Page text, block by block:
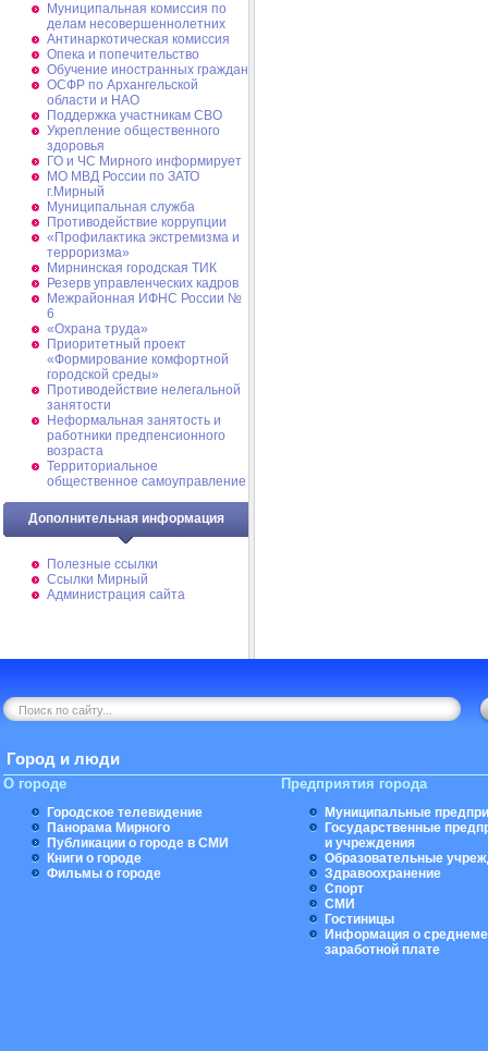
Муниципальная комиссия по
делам несовершеннолетних
Антинаркотическая комиссия
Опека и попечительство
Обучение иностранных граждан
ОСФР по Архангельской
области и НАО
Поддержка участникам СВО
Укрепление общественного
здоровья
ГО и ЧС Мирного информирует
МО МВД России по ЗАТО
г.Мирный
Муниципальная cлужба
Противодействие коррупции
«Профилактика экстремизма и
терроризма»
Мирнинская городская ТИК
Резерв управленческих кадров
Межрайонная ИФНС России №
6
«Охрана труда»
Приоритетный проект
«Формирование комфортной
городской среды»
Противодействие нелегальной
занятости
Неформальная занятость и
работники предпенсионного
возраста
Территориальное
общественное самоуправление
Дополнительная информация
Полезные ссылки
Ссылки Мирный
Администрация сайта
Город и люди
О городе
Городское телевидение
Панорама Мирного
Публикации о городе в СМИ
Книги о городе
Фильмы о городе
Предприятия города
Муниципальные
Государственные
и учреждения
Образовательные
Здравоохранение
Спорт
СМИ
Гостиницы
Информация о
заработной плате